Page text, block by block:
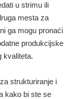
u strimu ili
mesta za
ga mogu pronaći
produkcijske
kvaliteta.
strukturiranje i
kako bi ste se